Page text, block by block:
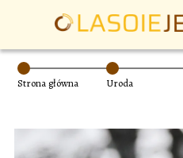
Strona główna Uroda